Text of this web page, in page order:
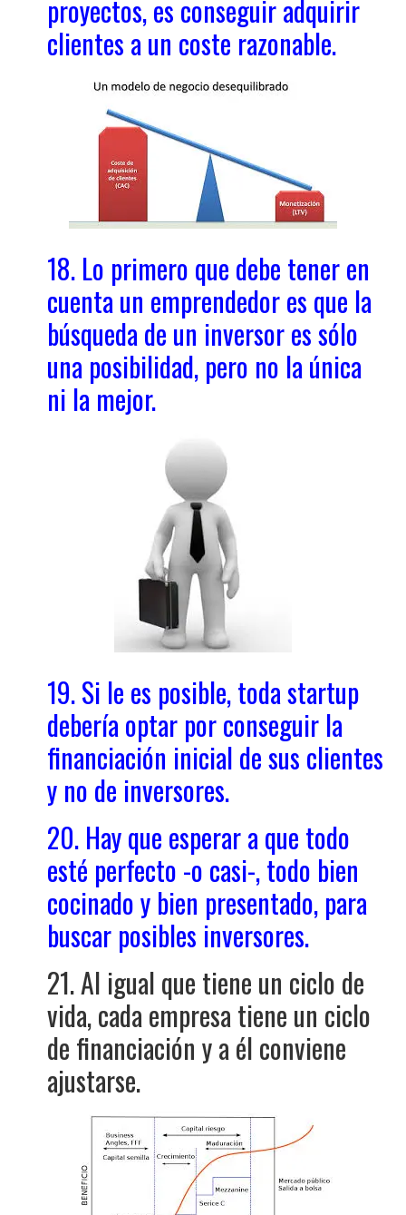
proyectos, es conseguir adquirir
clientes a un coste razonable.
18. Lo primero que debe tener en
cuenta un emprendedor es que la
búsqueda de un inversor es sólo
una posibilidad, pero no la única
ni la mejor.
19. Si le es posible, toda startup
debería optar por conseguir la
financiación inicial de sus clientes
y no de inversores.
20. Hay que esperar a que todo
esté perfecto -o casi-, todo bien
cocinado y bien presentado, para
buscar posibles inversores.
21. Al igual que tiene un ciclo de
vida, cada empresa tiene un ciclo
de financiación y a él conviene
ajustarse.